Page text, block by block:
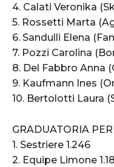
4. Calati Veronika
5. Rossetti Marta
6. Sandulli Elena
7. Pozzi Carolina
8. Del Fabbro Anna
9. Kaufmann Ines
10. Bertolotti Laura
GRADUATORIA
1. Sestriere 1.246
2. Equipe Limone